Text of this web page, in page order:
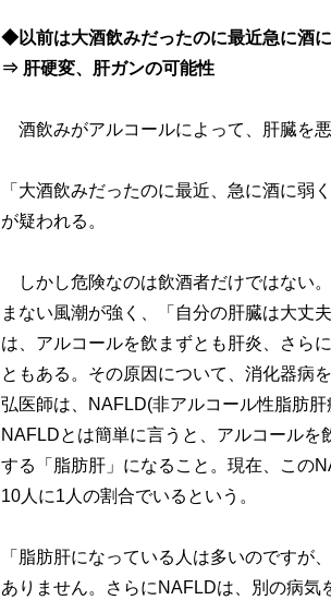
◆以前は大酒飲みだったのに最近急に酒
⇒ 肝硬変、肝ガンの可能性
酒飲みがアルコールによって、肝臓を悪
「大酒飲みだったのに最近、急に酒に弱
が疑われる。
しかし危険なのは飲酒者だけではない
まない風潮が強く、「自分の肝臓は大丈
は、アルコールを飲まずとも肝炎、さら
ともある。その原因について、消化器病
弘医師は、NAFLD(非アルコール性脂肪肝
NAFLDとは簡単に言うと、アルコールを
する「脂肪肝」になること。現在、この
10人に1人の割合でいるという。
「脂肪肝になっている人は多いのですが
ありません。さらにNAFLDは、別の病気